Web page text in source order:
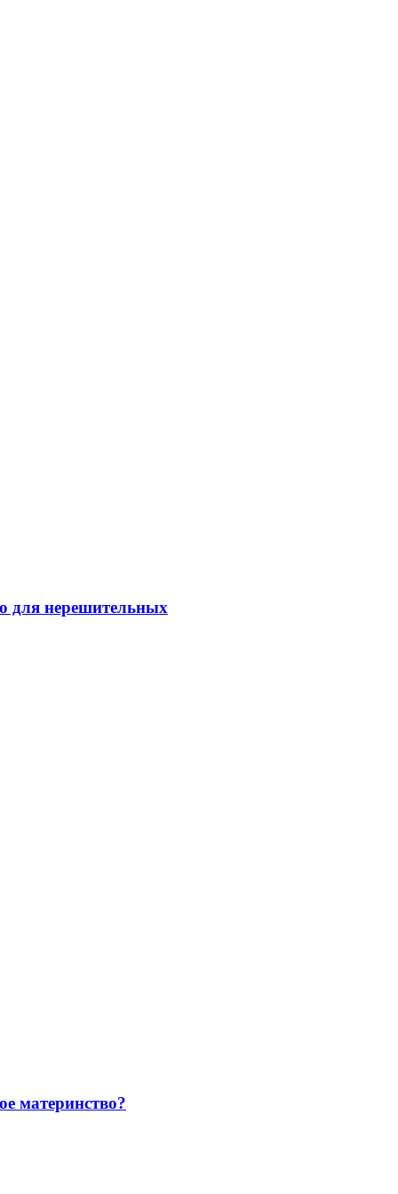
для нерешительных
материнство?